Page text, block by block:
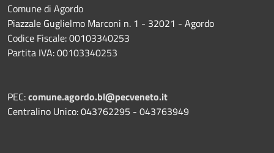
Comune di Agordo
Piazzale Guglielmo Marconi n. 1 - 32021 - Agordo
Codice Fiscale: 00103340253
Partita IVA: 00103340253
PEC:comune.agordo.bl@pecveneto.it
Centralino Unico: 043762295 - 043763949